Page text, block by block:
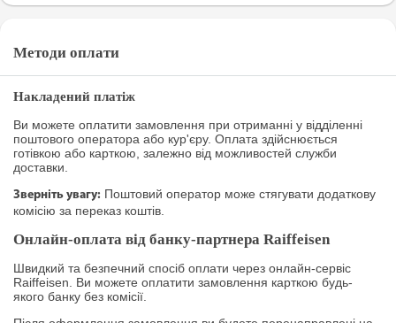
Методи оплати
Накладений платіж
Ви можете оплатити замовлення при отриманні у відділенні
поштового оператора або кур'єру. Оплата здійснюється
готівкою або карткою, залежно від можливостей служби
доставки.
Зверніть увагу: Поштовий оператор може стягувати додаткову
комісію за переказ коштів.
Онлайн-оплата від банку-партнера Raiffeisen
Швидкий та безпечний спосіб оплати через онлайн-сервіс
Raiffeisen. Ви можете оплатити замовлення карткою будь-
якого банку без комісії.